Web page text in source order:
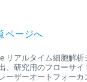
ページへ
リアルタイム細胞解
、研究用のフローサ
ーザーオートフォー